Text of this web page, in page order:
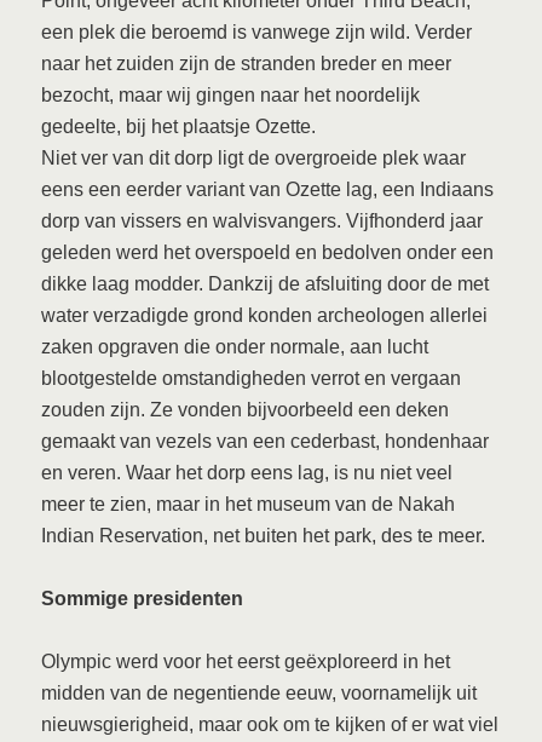
een plek die beroemd is vanwege zijn wild. Verder
naar het zuiden zijn de stranden breder en meer
bezocht, maar wij gingen naar het noordelijk
gedeelte, bij het plaatsje Ozette.
Niet ver van dit dorp ligt de overgroeide plek waar
eens een eerder variant van Ozette lag, een Indiaans
dorp van vissers en walvisvangers. Vijfhonderd jaar
geleden werd het overspoeld en bedolven onder een
dikke laag modder. Dankzij de afsluiting door de met
water verzadigde grond konden archeologen allerlei
zaken opgraven die onder normale, aan lucht
blootgestelde omstandigheden verrot en vergaan
zouden zijn. Ze vonden bijvoorbeeld een deken
gemaakt van vezels van een cederbast, hondenhaar
en veren. Waar het dorp eens lag, is nu niet veel
meer te zien, maar in het museum van de Nakah
Indian Reservation, net buiten het park, des te meer.
Sommige presidenten
Olympic werd voor het eerst geëxploreerd in het
midden van de negentiende eeuw, voornamelijk uit
nieuwsgierigheid, maar ook om te kijken of er wat viel